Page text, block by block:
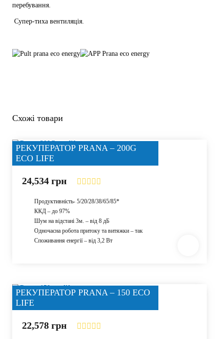
перебування.
Супер-тиха вентиляція.
Схожі товари
РЕКУПЕРАТОР PRANA – 200G
ECO LIFE
24,534 грн
Продуктивність- 5/20/28/38/65/85*
ККД – до 97%
Шум на відстані 3м. – від 8 дБ
Одночасна робота притоку та витяжки – так
Споживання енергії – від 3,2 Вт
РЕКУПЕРАТОР PRANA – 150 ECO
LIFE
22,578 грн